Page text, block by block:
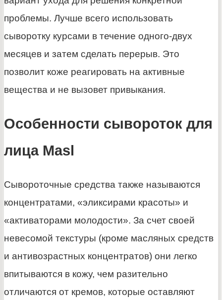
проблемы. Лучше всего использовать
сыворотку курсами в течение одного-двух
месяцев и затем сделать перерыв. Это
позволит коже реагировать на активные
вещества и не вызовет привыкания.
Особенности сывороток для
лица Masl
Сывороточные средства также называются
концентратами, «эликсирами красоты» и
«активаторами молодости». За счет своей
невесомой текстуры (кроме масляных средств
и антивозрастных концентратов) они легко
впитываются в кожу, чем разительно
отличаются от кремов, которые оставляют